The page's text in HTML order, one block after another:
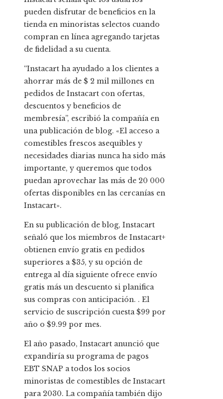
pueden disfrutar de beneficios en la
tienda en minoristas selectos cuando
compran en línea agregando tarjetas
de fidelidad a su cuenta.
“Instacart ha ayudado a los clientes a
ahorrar más de $ 2 mil millones en
pedidos de Instacart con ofertas,
descuentos y beneficios de
membresía”, escribió la compañía en
una publicación de blog. «El acceso a
comestibles frescos asequibles y
necesidades diarias nunca ha sido más
importante, y queremos que todos
puedan aprovechar las más de 20 000
ofertas disponibles en las cercanías en
Instacart».
En su publicación de blog, Instacart
señaló que los miembros de Instacart+
obtienen envío gratis en pedidos
superiores a $35, y su opción de
entrega al día siguiente ofrece envío
gratis más un descuento si planifica
sus compras con anticipación. . El
servicio de suscripción cuesta $99 por
año o $9.99 por mes.
El año pasado, Instacart anunció que
expandiría su programa de pagos
EBT SNAP a todos los socios
minoristas de comestibles de Instacart
para 2030. La compañía también dijo